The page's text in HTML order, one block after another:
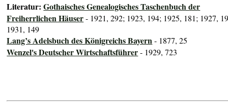
Literatur:Gothaisches Genealogisches Taschenbuch der
Freiherrlichen Häuser- 1921, 292; 1923, 194; 1925, 181; 1927,
1931, 149
Lang’s Adelsbuch des Königreichs Bayern- 1877, 25
Wenzel's Deutscher Wirtschaftsführer- 1929, 723